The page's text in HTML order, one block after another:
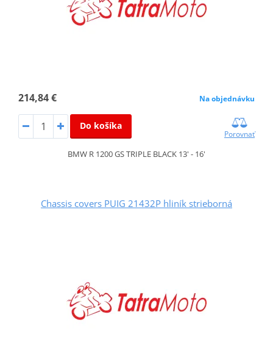
214,84 € Na objednávku
Do košíka
Porovnať
BMW R 1200 GS TRIPLE BLACK 13' - 16'
Chassis covers PUIG 21432P hliník strieborná